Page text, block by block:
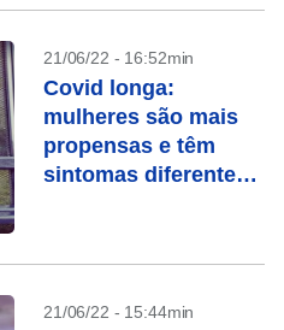
21/06/22 - 16:52min
Covid longa:
mulheres são mais
propensas e têm
sintomas diferentes
21/06/22 - 15:44min